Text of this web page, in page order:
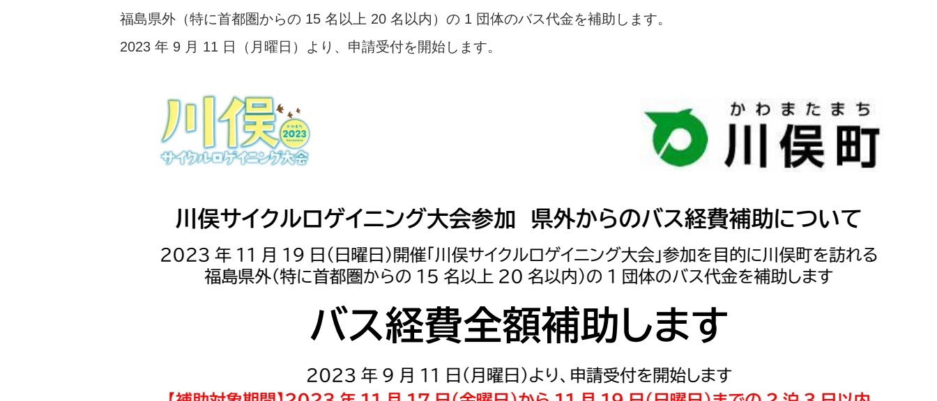
福島県外（特に首都圏からの 15 名以上 20 名以内）の 1 団体のバス代金を補助します。
2023 年 9 月 11 日（月曜日）より、申請受付を開始します。